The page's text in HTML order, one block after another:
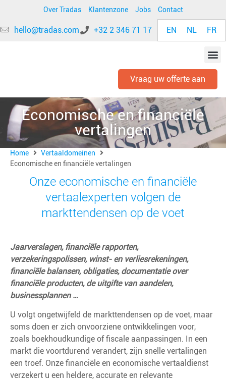
Over Tradas Klantenzone Jobs Contact
hello@tradas.com +32 2 346 71 17 EN NL FR
Vraag uw offerte aan
Economische en financiële
vertalingen
Home
Vertaaldomeinen
Economische en financiële vertalingen
Onze economische en financiële
vertaalexperten volgen de
markttendensen op de voet
Jaarverslagen, financiële rapporten,
verzekeringspolissen, winst- en verliesrekeningen,
financiële balansen, obligaties, documentatie over
financiële producten, de uitgifte van aandelen,
businessplannen …
U volgt ongetwijfeld de markttendensen op de voet, maar
soms doen er zich onvoorziene ontwikkelingen voor,
zoals boekhoudkundige of fiscale aanpassingen. In een
markt die voortdurend verandert, zijn snelle vertalingen
een troef. Onze financiële en economische vertaaldienst
verzekert u een heldere, accurate en relevante